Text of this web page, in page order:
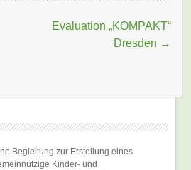
Evaluation „KOMPAKT“
Dresden →
Begleitung zur Erstellung eines
Kinder- und